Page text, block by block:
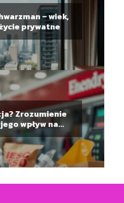
– wiek,
prywatne
Zrozumienie
wpływ na